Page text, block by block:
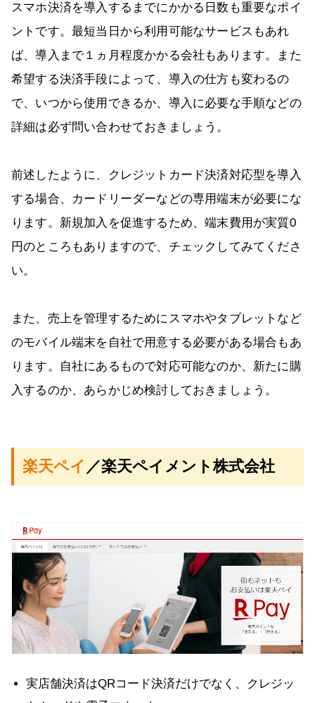
スマホ決済を導入するまでにかかる日数も重要なポイ
ントです。最短当日から利用可能なサービスもあれ
ば、導入まで１ヵ月程度かかる会社もあります。また
希望する決済手段によって、導入の仕方も変わるの
で、いつから使用できるか、導入に必要な手順などの
詳細は必ず問い合わせておきましょう。
前述したように、クレジットカード決済対応型を導入
する場合、カードリーダーなどの専用端末が必要にな
ります。新規加入を促進するため、端末費用が実質0
円のところもありますので、チェックしてみてくださ
い。
また、売上を管理するためにスマホやタブレットなど
のモバイル端末を自社で用意する必要がある場合もあ
ります。自社にあるもので対応可能なのか、新たに購
入するのか、あらかじめ検討しておきましょう。
楽天ペイ ／楽天ペイメント株式会社
実店舗決済はQRコード決済だけでなく、クレジッ